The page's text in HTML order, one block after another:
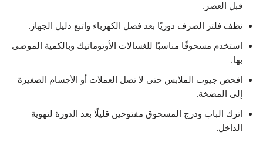
قبل العصر.
نظف فلتر الصرف دوريًا بعد فصل الكهرباء واتبع دليل الجهاز.
استخدم مسحوقًا مناسبًا للغسالات الأوتوماتيك وبالكمية الموصى
بها.
افحص جيوب الملابس حتى لا تصل العملات أو الأجسام الصغيرة
إلى المضخة.
اترك الباب ودرج المسحوق مفتوحين قليلًا بعد الدورة لتهوية
الداخل.